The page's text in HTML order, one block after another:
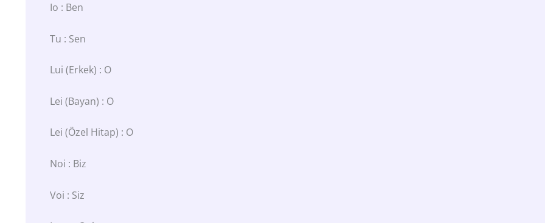
Io : Ben
Tu : Sen
Lui (erkek) : O
Lei (bayan) : O
Lei (özel Hitap) : O
Noi : Biz
Voi : Siz